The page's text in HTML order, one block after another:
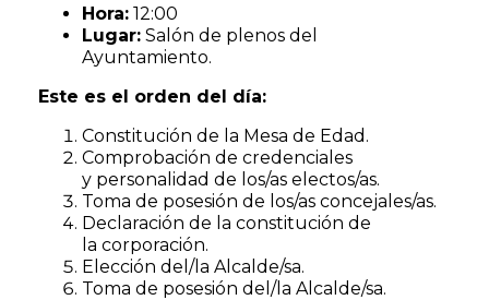
Hora: 12:00
Lugar: Salón de plenos del
Ayuntamiento.
Este es el orden del día:
Constitución de la Mesa de Edad.
Comprobación de credenciales
y personalidad de los/as electos/as.
Toma de posesión de los/as concejales/as.
Declaración de la constitución de
la corporación.
Elección del/la Alcalde/sa.
Toma de posesión del/la Alcalde/sa.